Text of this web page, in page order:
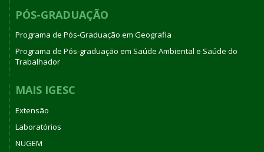
PÓS-GRADUAÇÃO
Programa de Pós-Graduação em Geografia
Programa de Pós-graduação em Saúde Ambiental e Saúde do
Trabalhador
MAIS IGESC
Extensão
Laboratórios
NUGEM